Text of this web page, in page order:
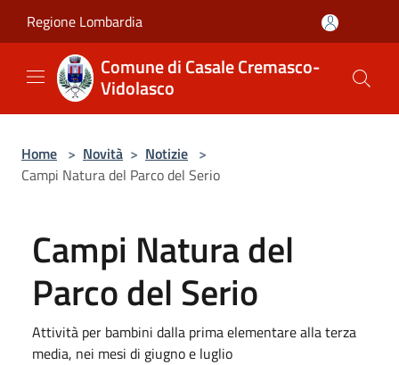
Regione Lombardia
Comune di Casale Cremasco-
Vidolasco
Home > Novità > Notizie >
Campi Natura del Parco del Serio
Campi Natura del
Parco del Serio
Attività per bambini dalla prima elementare alla terza
media, nei mesi di giugno e luglio